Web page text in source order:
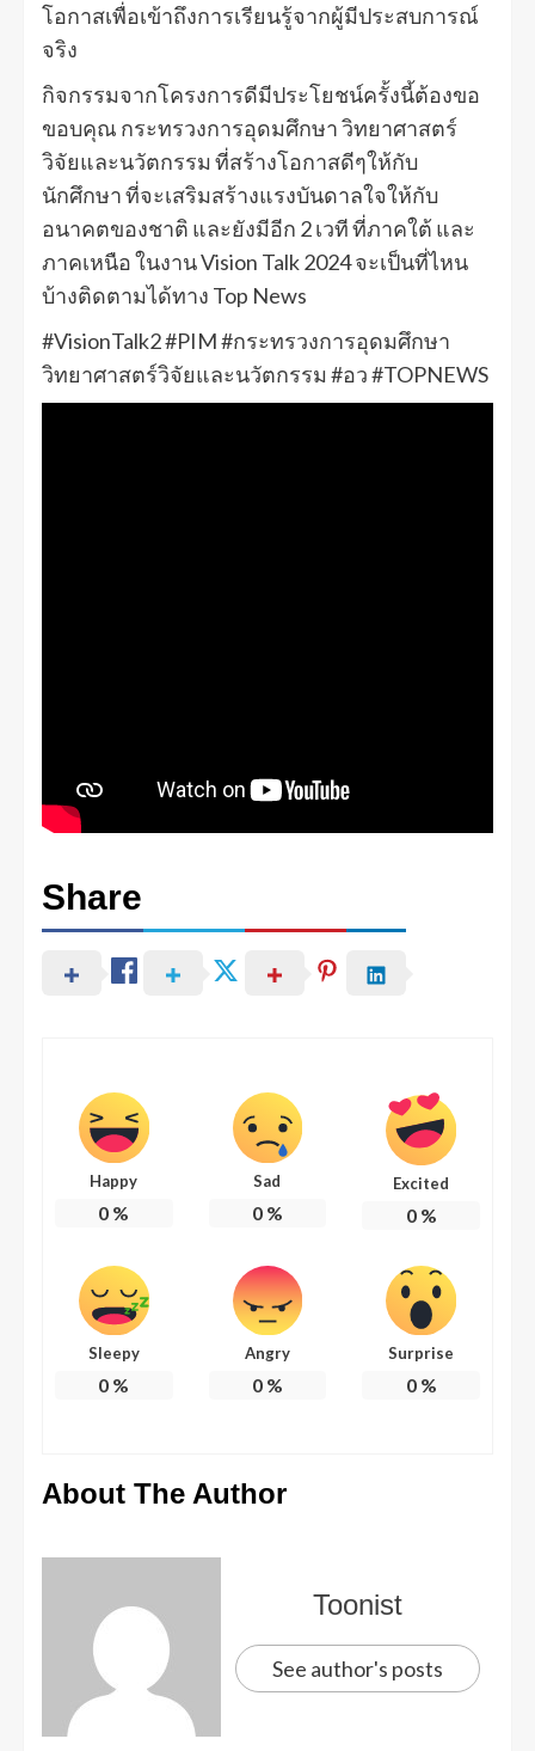
โอกาสเพื่อเข้าถึงการเรียนรู้จากผู้มีประสบการณ์
จริง
กิจกรรมจากโครงการดีมีประโยชน์ครั้งนี้ต้องขอ
ขอบคุณ กระทรวงการอุดมศึกษา วิทยาศาสตร์
วิจัยและนวัตกรรม ที่สร้างโอกาสดีๆให้กับ
นักศึกษา ที่จะเสริมสร้างแรงบันดาลใจให้กับ
อนาคตของชาติ และยังมีอีก 2 เวที ที่ภาคใต้ และ
ภาคเหนือ ในงาน Vision Talk 2024 จะเป็นที่ไหน
บ้างติดตามได้ทาง Top News
#VisionTalk2 #PIM #กระทรวงการอุดมศึกษา
วิทยาศาสตร์วิจัยและนวัตกรรม #อว #TOPNEWS
Share
Happy
0 %
Sad
0%
Excited
0%
Sleepy
0 %
Angry
0%
Surprise
0%
About The Author
Toonist
See author's posts